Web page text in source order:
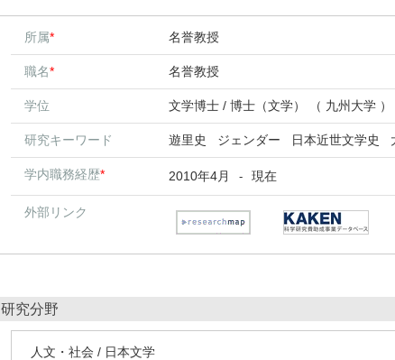
所属* 名誉教授
職名* 名誉教授
学位 文学博士 / 博士（文学） （ 九州大学
研究キーワード 遊里史 ジェンダー 日本近世文学史
学内職務経歴* 2010年4月 - 現在
外部リンク
研究分野
人文・社会 / 日本文学